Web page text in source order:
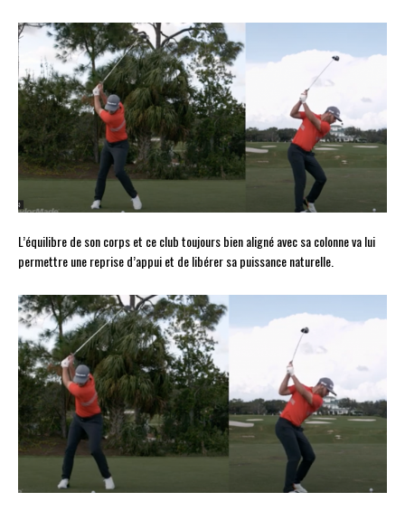
L’équilibre de son corps et ce club toujours bien aligné avec sa colonne va lui
permettre une reprise d’appui et de libérer sa puissance naturelle.